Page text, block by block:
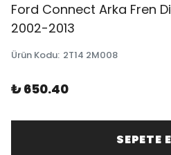
Ford Connect Arka Fren
2002-2013
Ürün Kodu: 2T14 2M008
₺ 650.40
SEPETE